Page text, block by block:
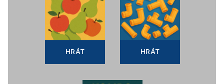
HRÁT HRÁT